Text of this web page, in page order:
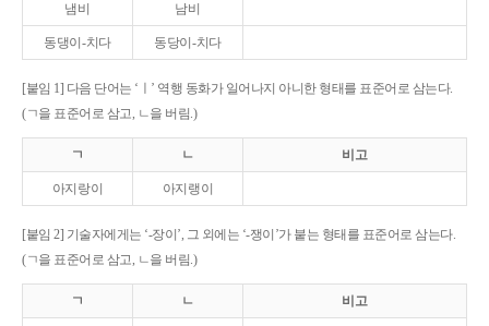
냄비 남비
동댕이-치다 동당이-치다
[붙임 1] 다음 단어는 ‘ㅣ’ 역행 동화가 일어나지 아니한 형태를 표준어로 삼는다.
(ㄱ을 표준어로 삼고, ㄴ을 버림.)
ㄱ ㄴ 비고
아지랑이 아지랭이
[붙임 2] 기술자에게는 ‘-장이’, 그 외에는 ‘-쟁이’가 붙는 형태를 표준어로 삼는다.
(ㄱ을 표준어로 삼고, ㄴ을 버림.)
ㄱ ㄴ 비고